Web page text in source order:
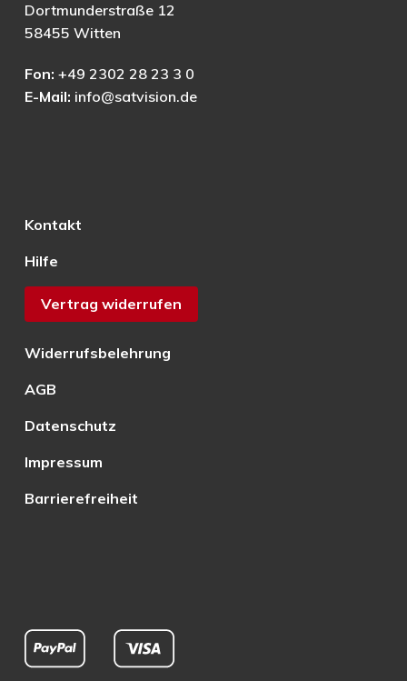
Dortmunderstraße 12
58455 Witten
Fon: +49 2302 28 23 3 0
E-Mail: info@satvision.de
Kontakt
Hilfe
Vertrag widerrufen
Widerrufsbelehrung
AGB
Datenschutz
Impressum
Barrierefreiheit